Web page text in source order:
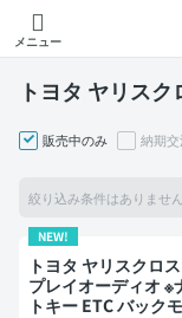
メニュー
トヨタ ヤリス
販売中のみ 納期
絞り込み条件はありません
NEW!
トヨタ ヤリスクロス Z 美品 禁煙車 整備記録簿あり
プレイオーディオ ※
トキー ETC バック